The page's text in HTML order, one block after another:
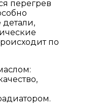
перегрев
детали,
по